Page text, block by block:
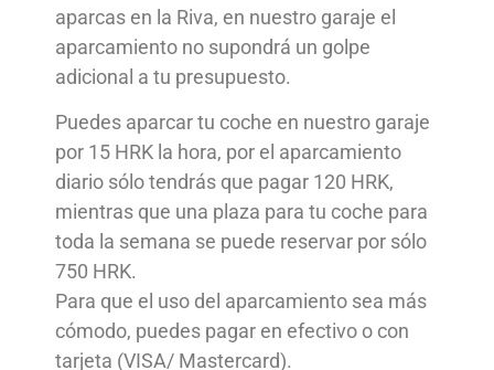
aparcas en la Riva, en nuestro garaje el
aparcamiento no supondrá un golpe
adicional a tu presupuesto.
Puedes aparcar tu coche en nuestro garaje
por 15 HRK la hora, por el aparcamiento
diario sólo tendrás que pagar 120 HRK,
mientras que una plaza para tu coche para
toda la semana se puede reservar por sólo
750 HRK.
Para que el uso del aparcamiento sea más
cómodo, puedes pagar en efectivo o con
tarjeta (VISA/ Mastercard).